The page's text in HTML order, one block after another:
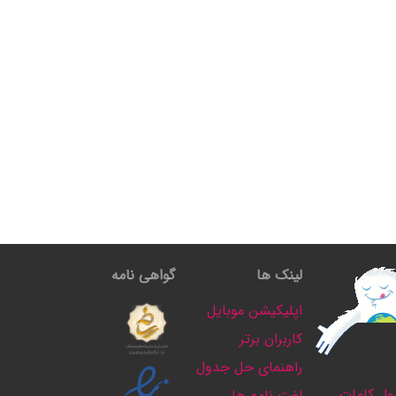
لینک ها
اپلیکیشن موبایل
کاربران برتر
راهنمای حل جدول
گواهی نامه